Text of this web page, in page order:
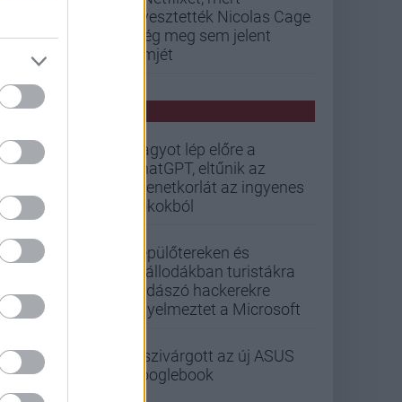
elvesztették Nicolas Cage
még meg sem jelent
filmjét
PCW HÍREK
Nagyot lép előre a
ChatGPT, eltűnik az
üzenetkorlát az ingyenes
fiókokból
Repülőtereken és
szállodákban turistákra
vadászó hackerekre
figyelmeztet a Microsoft
Kiszivárgott az új ASUS
Googlebook